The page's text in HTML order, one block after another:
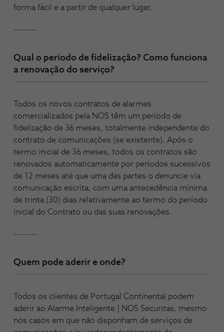
forma fácil e a partir de qualquer lugar.
Qual o período de fidelização? Como funciona
a renovação do serviço?
Todos os novos contratos de alarmes
comercializados pela NOS têm um período de
fidelização de 36 meses, totalmente independente do
contrato de comunicações (se existente). Após o
termo inicial de 36 meses, todos os contratos são
renovados automaticamente por períodos sucessivos
de 12 meses até que uma das partes o denuncie via
comunicação escrita, com uma antecedência mínima
de trinta (30) dias relativamente ao termo do período
inicial do Contrato ou das suas renovações.
Quem pode aderir e onde?
Todos os clientes de Portugal Continental podem
aderir ao Alarme Inteligente | NOS Securitas, mesmo
nos casos em que não disponham de serviços de